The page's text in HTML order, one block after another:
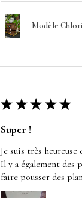
Modèle
★ ★★ ★★
Super !
Je suis très
Il y a également
faire pousser des